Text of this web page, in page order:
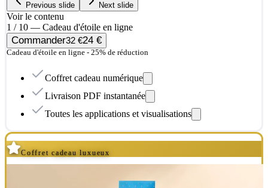
Previous slide Next slide
Voir le contenu
1 / 10 — Cadeau d'étoile en ligne
Commander32 €24 €
Cadeau d'étoile en ligne - 25% de réduction
Coffret cadeau numérique
Livraison PDF instantanée
Toutes les applications et visualisations
Coffret cadeau luxueux